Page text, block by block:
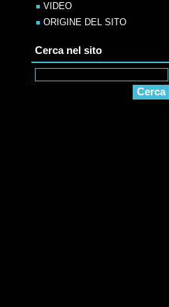
VIDEO
ORIGINE DEL SITO
Cerca nel sito